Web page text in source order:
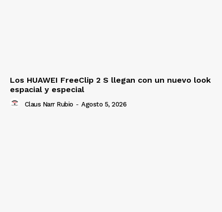
Los HUAWEI FreeClip 2 S llegan con un nuevo look
espacial y especial
Claus Narr Rubio - Agosto 5, 2026